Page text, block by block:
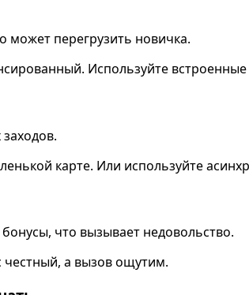
перегрузить новичка.
Используйте
карте. Или используйте
что вызывает недовольство.
честный, а вызов ощутим.